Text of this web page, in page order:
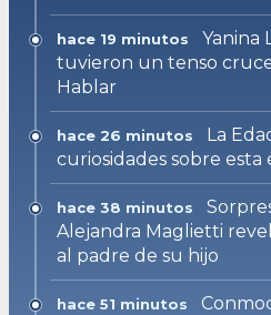
hace 19 minutos
Yanina
tuvieron un tenso
Hablar
hace 26 minutos
La
curiosidades sobre esta
hace 38 minutos
Alejandra Maglietti
al padre de su hijo
hace 51 minutos